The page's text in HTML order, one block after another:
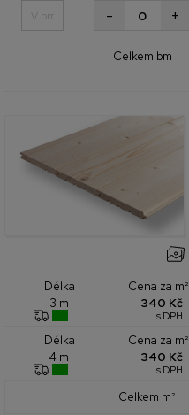
+
-
Celkem bm
Délka
3 m
Cena za m²
340 Kč
s DPH
Délka
4 m
Cena za m²
340 Kč
s DPH
Celkem m²